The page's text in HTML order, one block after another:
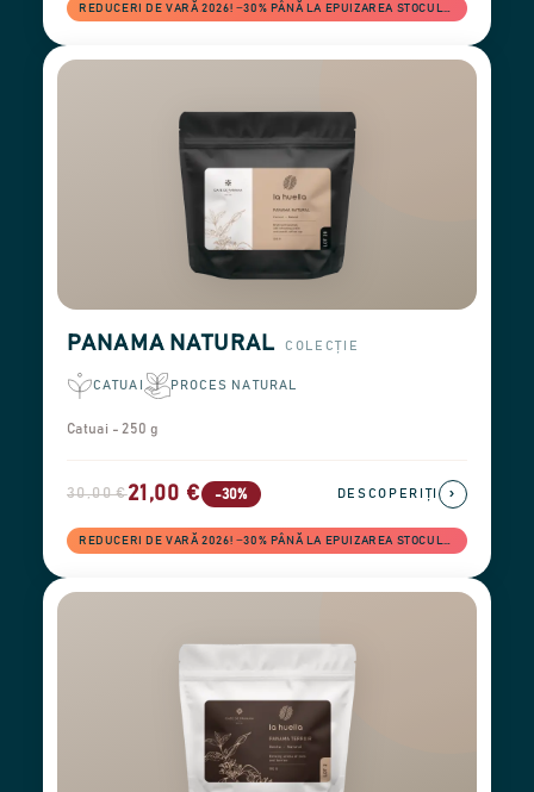
REDUCERI DE VARĂ 2026! −30% PÂNĂ LA EPUIZAREA STOCULUI
PANAMA NATURAL COLECȚIE
CATUAI PROCES NATURAL
Catuai - 250 g
30,00 €21,00 € -30%
REDUCERI DE VARĂ 2026! −30% PÂNĂ LA EPUIZAREA STOCULUI
DESCOPERIȚI ›